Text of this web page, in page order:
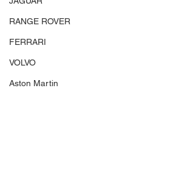
RANGE ROVER
FERRARI
VOLVO
Aston Martin